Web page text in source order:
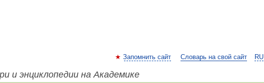
RU
Запомнить сайт Словарь на свой сайт
и энциклопедии на Академике